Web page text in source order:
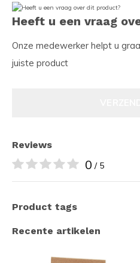
Heeft u een vraag
Onze medewerker helpt u
juiste product
Reviews
0 / 5
Product tags
Recente artikelen